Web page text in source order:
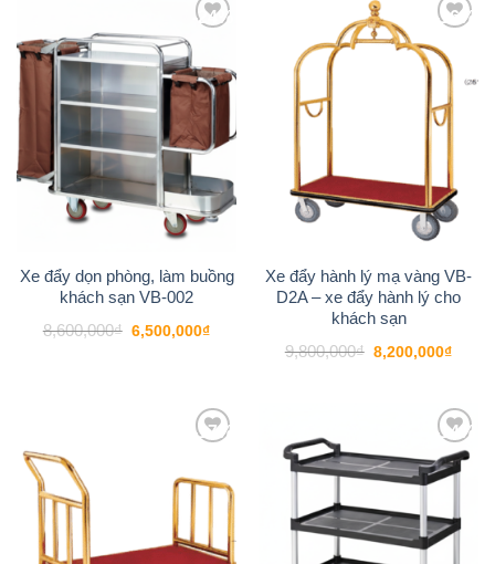
-24%
Add to
wishlist
Xe đẩy dọn phòng, làm buồng
khách sạn VB-002
8,600,000₫ Giá
gốc
6,500,000₫Giá
-16%
Add to
wishlist
Xe đẩy hành lý mạ vàng VB-
D2A – xe đẩy hành lý cho
khách sạn
9,800,000₫ Giá
gốc
8,200,000₫Giá
-17% -14%
Add to
wishlist